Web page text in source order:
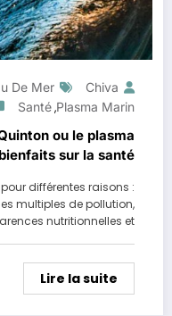
Chiva
De Mer
Plasma Marin
,
Santé
ou le plasma
sur la santé
différentes raisons :
multiples de pollution,
nutritionnelles et…
Lire la suite